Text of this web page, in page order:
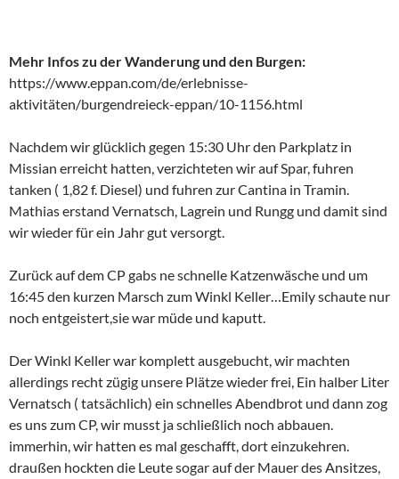
Mehr Infos zu der Wanderung und den Burgen:
https://www.eppan.com/de/erlebnisse-
aktivitäten/burgendreieck-eppan/10-1156.html
Nachdem wir glücklich gegen 15:30 Uhr den Parkplatz in
Missian erreicht hatten, verzichteten wir auf Spar, fuhren
tanken ( 1,82 f. Diesel) und fuhren zur Cantina in Tramin.
Mathias erstand Vernatsch, Lagrein und Rungg und damit sind
wir wieder für ein Jahr gut versorgt.
Zurück auf dem CP gabs ne schnelle Katzenwäsche und um
16:45 den kurzen Marsch zum Winkl Keller…Emily schaute nur
noch entgeistert,sie war müde und kaputt.
Der Winkl Keller war komplett ausgebucht, wir machten
allerdings recht zügig unsere Plätze wieder frei, Ein halber Liter
Vernatsch ( tatsächlich) ein schnelles Abendbrot und dann zog
es uns zum CP, wir musst ja schließlich noch abbauen.
immerhin, wir hatten es mal geschafft, dort einzukehren.
draußen hockten die Leute sogar auf der Mauer des Ansitzes,